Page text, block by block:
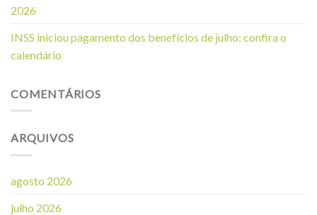
2026
INSS iniciou pagamento dos benefícios de julho; confira o
calendário
COMENTÁRIOS
ARQUIVOS
agosto 2026
julho 2026